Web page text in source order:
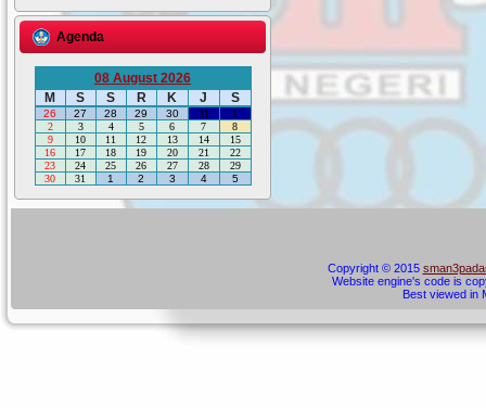
Agenda
08 August 2026
M
S S R K J S
26 27 28 29 30 31
1
2
3 4 5 6 7
8
9
10 11 12 13 14
15
16
17 18 19 20 21
22
23
24 25 26 27 28
29
30
31 1 2 3 4 5
Copyright © 2015
Website engine's code is
Best viewed in